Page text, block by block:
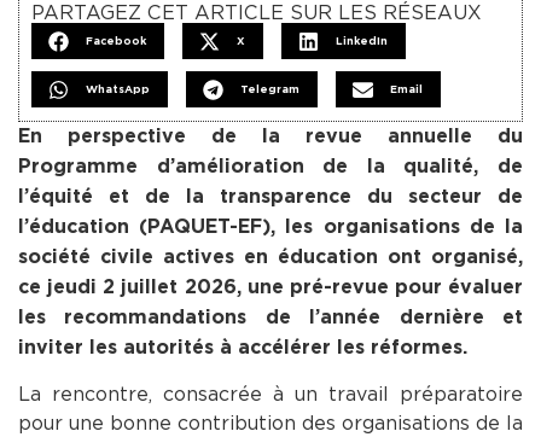
PARTAGEZ CET ARTICLE SUR LES RÉSEAUX
Facebook X LinkedIn
WhatsApp Telegram Email
En perspective de la revue annuelle du
Programme d’amélioration de la qualité, de
l’équité et de la transparence du secteur de
l’éducation (PAQUET-EF), les organisations de la
société civile actives en éducation ont organisé,
ce jeudi 2 juillet 2026, une pré-revue pour évaluer
les recommandations de l’année dernière et
inviter les autorités à accélérer les réformes.
La rencontre, consacrée à un travail préparatoire
pour une bonne contribution des organisations de la